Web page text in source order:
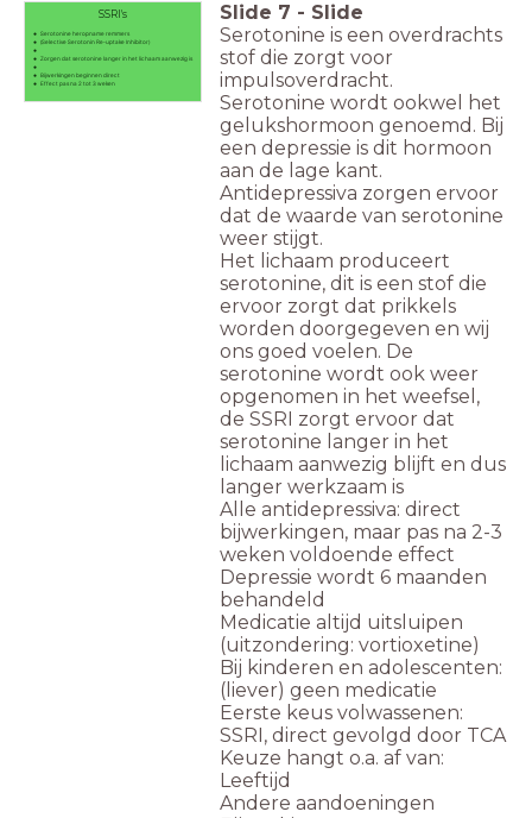
SSRI's
Serotonine heropname remmers
(Selective Serotonin Re-uptake Inhibitor)
Zorgen dat serotonine langer in het lichaam aanwezig is
Bijwerkingen beginnen direct
Effect pas na 2 tot 3 weken
Slide 7 - Slide
Serotonine is een overdrachts
stof die zorgt voor
impulsoverdracht.
Serotonine wordt ookwel het
gelukshormoon genoemd. Bij
een depressie is dit hormoon
aan de lage kant.
Antidepressiva zorgen ervoor
dat de waarde van serotonine
weer stijgt.
Het lichaam produceert
serotonine, dit is een stof die
ervoor zorgt dat prikkels
worden doorgegeven en wij
ons goed voelen. De
serotonine wordt ook weer
opgenomen in het weefsel,
de SSRI zorgt ervoor dat
serotonine langer in het
lichaam aanwezig blijft en dus
langer werkzaam is
Alle antidepressiva: direct
bijwerkingen, maar pas na 2-3
weken voldoende effect
Depressie wordt 6 maanden
behandeld
Medicatie altijd uitsluipen
(uitzondering: vortioxetine)
Bij kinderen en adolescenten:
(liever) geen medicatie
Eerste keus volwassenen:
SSRI, direct gevolgd door TCA
Keuze hangt o.a. af van:
Leeftijd
Andere aandoeningen